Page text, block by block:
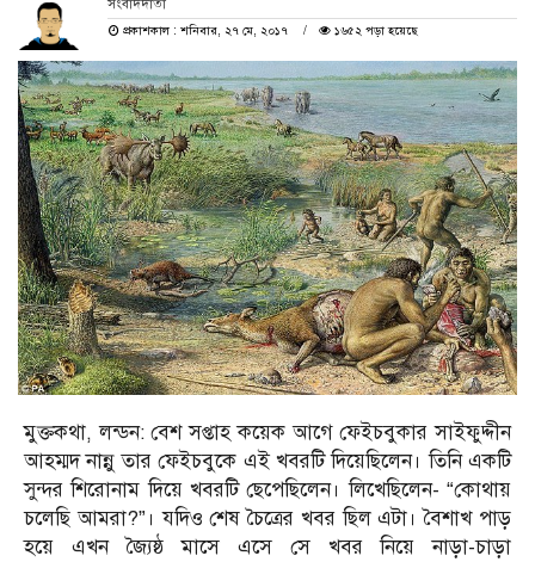
সংবাদদাতা
প্রকাশকাল : শনিবার, ২৭ মে, ২০১৭
১৬৫২ পড়া হয়েছে
মুক্তকথা, লন্ডন: বেশ সপ্তাহ কয়েক আগে ফেইচবুকার সাইফুদ্দীন
আহম্মদ নান্নু তার ফেইচবুকে এই খবরটি দিয়েছিলেন। তিনি একটি
সুন্দর শিরোনাম দিয়ে খবরটি ছেপেছিলেন। লিখেছিলেন- “কোথায়
চলেছি আমরা?”। যদি‌ও শেষ চৈত্রের খবর ছিল এটা। বৈশাখ পাড়
হয়ে এখন জ্যৈষ্ঠ মাসে এসে সে খবর নিয়ে নাড়া-চাড়া